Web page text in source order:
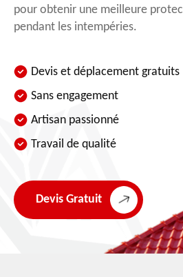
pour obtenir une meilleure
pendant les intempéries.
Devis et déplacement gratuits
Sans engagement
Artisan passionné
Travail de qualité
Devis Gratuit